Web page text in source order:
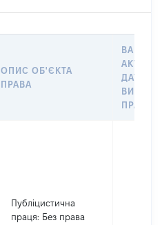
ОПИС ОБ'ЄКТА
ПРАВА
АКТИВУ
ДАТУ
ПРАВА
Публіцистична
праця: Без права